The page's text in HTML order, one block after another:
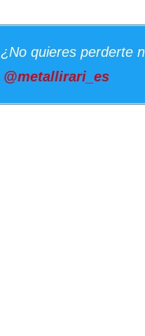
¿No quieres perderte
@metallirari_es